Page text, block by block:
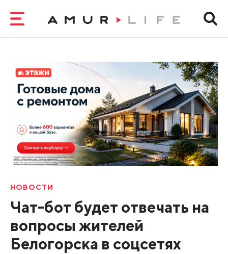
НОВОСТИ
Чат-бот будет отвечать на
вопросы жителей
Белогорска в соцсетях